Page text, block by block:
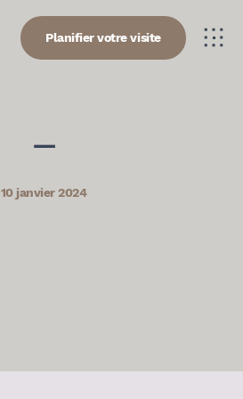
Planifier votre visite
—
10 janvier 2024